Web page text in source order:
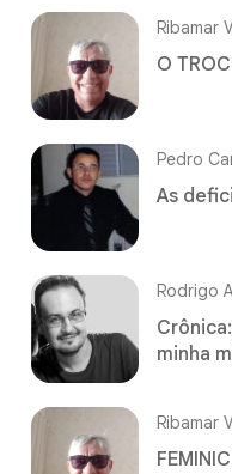
Ribamar
O
Pedro
As
Rodrigo
minha
Ribamar